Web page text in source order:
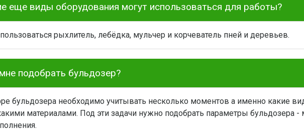
еще виды оборудования могут использоваться для работы?
рыхлитель, лебёдка, мульчер и корчеватель пней и деревьев.
подобрать бульдозер?
бульдозера необходимо учитывать несколько моментов а именно какие
материалами. Под эти задачи нужно подобрать параметры бульдозера -